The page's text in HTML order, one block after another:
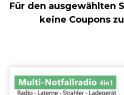
Für den ausgewählten
keine Coupons